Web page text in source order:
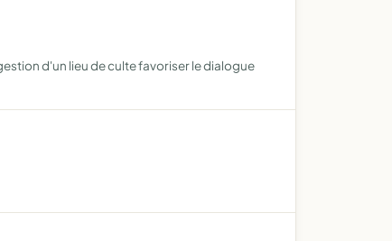
d'un lieu de culte favoriser le dialogue